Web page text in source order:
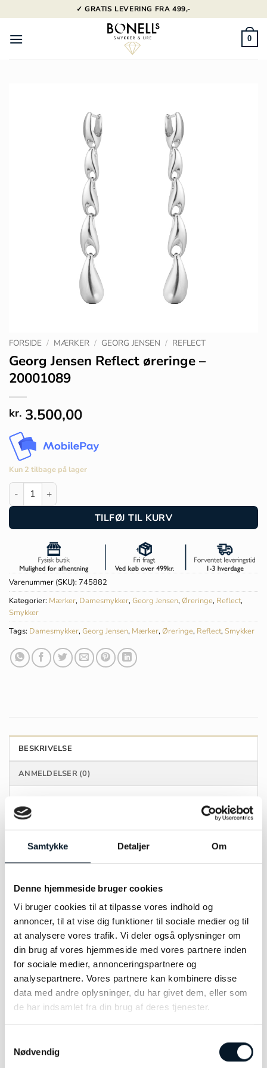
Samtykke Detaljer Om
Denne hjemmeside bruger cookies
Vi bruger cookies til at tilpasse vores indhold og
annoncer, til at vise dig funktioner til sociale medier og til
at analysere vores trafik. Vi deler også oplysninger om
din brug af vores hjemmeside med vores partnere inden
for sociale medier, annonceringspartnere og
analysepartnere. Vores partnere kan kombinere disse
data med andre oplysninger, du har givet dem, eller som
de har indsamlet fra din brug af deres tjenester.
Nødvendig
til
indhold
✓ GRATIS LEVERING FRA 499,-
0
FORSIDE / MÆRKER / GEORG JENSEN / REFLECT
Georg Jensen Reflect øreringe –
20001089
kr. 3.500,00
Kun 2 tilbage på lager
Georg Jensen Reflect øreringe - 20001089 antal
TILFØJ TIL KURV
Varenummer (SKU):745882
Kategorier: Mærker, Damesmykker,Georg Jensen,Øreringe, Reflect,
Smykker
Tags: Damesmykker,Georg Jensen, Mærker,Øreringe, Reflect, Smykker
BESKRIVELSE
ANMELDELSER (0)
Model:
Modelnummer:20001089
RELATEREDE VARER
-38%